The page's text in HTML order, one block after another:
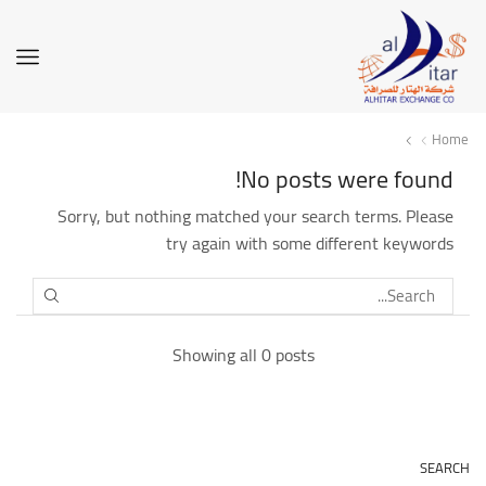
Home
No posts were found!
Sorry, but nothing matched your search terms. Please
try again with some different keywords
SEARCH
Showing all 0 posts
SEARCH